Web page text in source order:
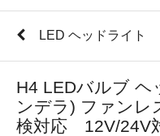
LED ヘッドライト
H4 LEDバルブ ヘ
ンデラ) ファン
検対応 12V/24V